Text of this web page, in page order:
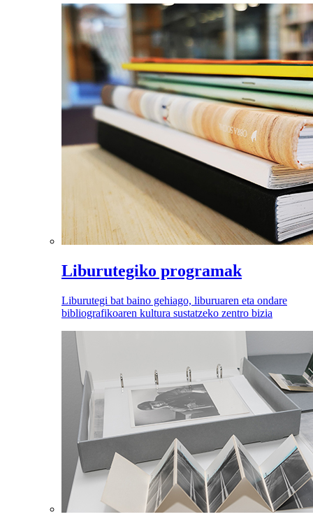
Liburutegiko programak
Liburutegi bat baino gehiago, liburuaren eta ondare
bibliografikoaren kultura sustatzeko zentro bizia